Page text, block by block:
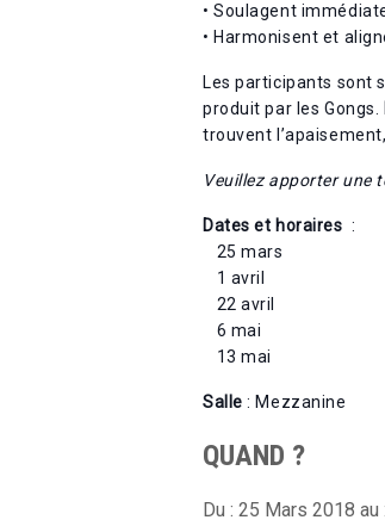
• Soulagent
• Harmonisent et
Les participants sont
produit par les Gongs.
trouvent
Veuillez apporter une
Dates et horaires :
25 mars
1 avril
22 avril
6 mai
13 mai
Salle : Mezzanine
QUAND ?
Du : 25 Mars 2018